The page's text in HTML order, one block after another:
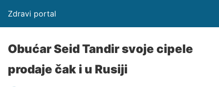
Zdravi portal
Obućar Seid Tandir svoje cipele
prodaje čak i u Rusiji